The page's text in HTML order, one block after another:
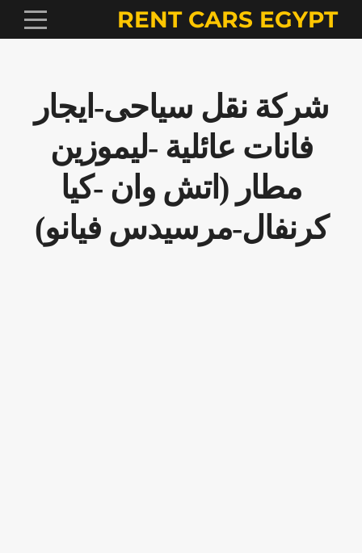
RENT CARS EGYPT
شركة نقل سياحى-ايجار
فانات عائلية -ليموزين
مطار (اتش وان -كيا
كرنفال-مرسيدس فيانو)